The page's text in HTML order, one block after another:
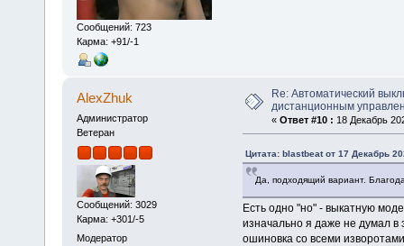
Сообщений: 723
Карма: +91/-1
AlexZhuk
Администратор
Ветеран
Сообщений: 3029
Карма: +301/-5
Модератор
Re: Автоматический
дистанционным
« Ответ #10 : 18 Декабрь
Цитата: blastbeat от 17 Декабрь
Да, подходящий вариант.
Есть одно "но" - выкатную
изначально я даже не думал в
ошиновка со всеми